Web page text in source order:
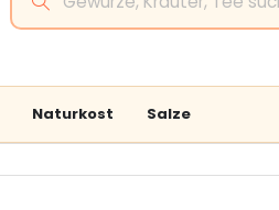
Naturkost Salze